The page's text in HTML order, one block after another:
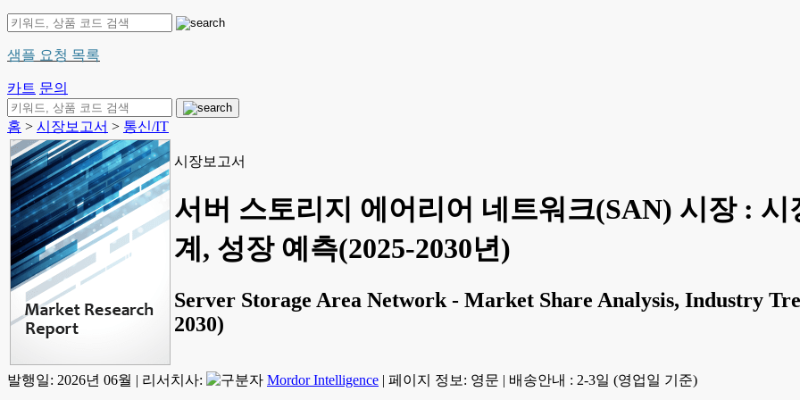
샘플 요청 목록
카트 문의
홈 > 시장보고서 > 통신/IT
시장보고서
서버 스토리지 에어리어 네트워크(SAN) 시장 :
계, 성장 예측(2025-2030년)
Server Storage Area Network - Market Share Analysis, Industry
2030)
발행일: 2026년 06월 | 리서치사: Mordor Intelligence | 페이지 정보: 영문 | 배송안내 : 2-3일 (영업일 기준)